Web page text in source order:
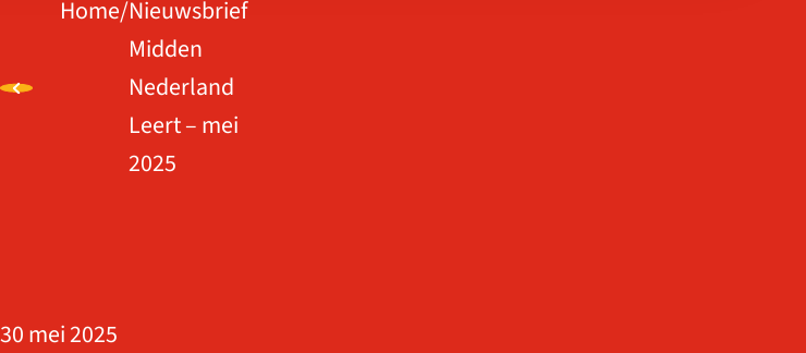
Home/Nieuwsbrief
Midden
Nederland
Leert – mei
2025
30 mei 2025